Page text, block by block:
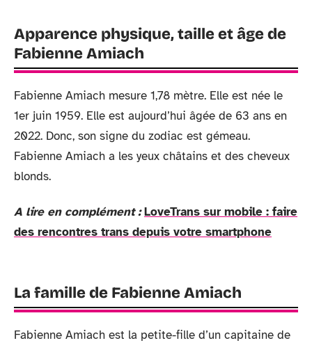
Apparence physique, taille et âge de
Fabienne Amiach
Fabienne Amiach mesure 1,78 mètre. Elle est née le
1er juin 1959. Elle est aujourd’hui âgée de 63 ans en
2022. Donc, son signe du zodiac est gémeau.
Fabienne Amiach a les yeux châtains et des cheveux
blonds.
A lire en complément : LoveTrans sur mobile : faire
des rencontres trans depuis votre smartphone
La famille de Fabienne Amiach
Fabienne Amiach est la petite-fille d’un capitaine de